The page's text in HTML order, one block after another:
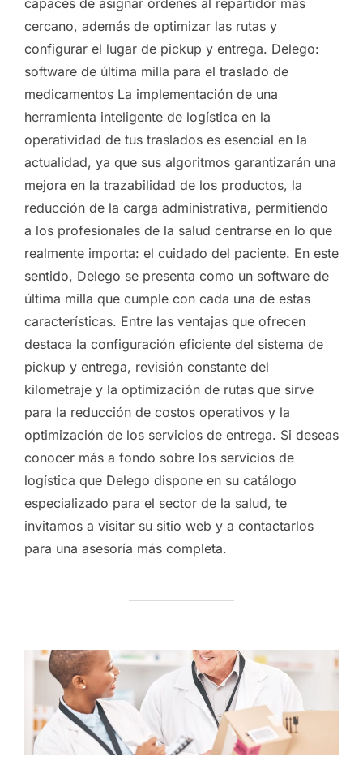
cercano, además de optimizar las rutas y
configurar el lugar de pickup y entrega. Delego:
software de última milla para el traslado de
medicamentos La implementación de una
herramienta inteligente de logística en la
operatividad de tus traslados es esencial en la
actualidad, ya que sus algoritmos garantizarán una
mejora en la trazabilidad de los productos, la
reducción de la carga administrativa, permitiendo
a los profesionales de la salud centrarse en lo que
realmente importa: el cuidado del paciente. En este
sentido, Delego se presenta como un software de
última milla que cumple con cada una de estas
características. Entre las ventajas que ofrecen
destaca la configuración eficiente del sistema de
pickup y entrega, revisión constante del
kilometraje y la optimización de rutas que sirve
para la reducción de costos operativos y la
optimización de los servicios de entrega. Si deseas
conocer más a fondo sobre los servicios de
logística que Delego dispone en su catálogo
especializado para el sector de la salud, te
invitamos a visitar su sitio web y a contactarlos
para una asesoría más completa.